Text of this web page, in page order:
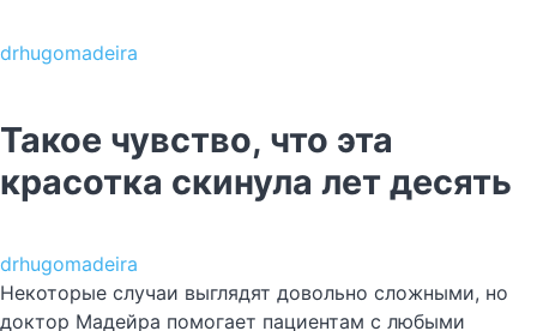
drhugomadeira
Такое чувство, что эта
красотка скинула лет десять
drhugomadeira
Некоторые случаи выглядят довольно сложными, но
доктор Мадейра помогает пациентам с любыми